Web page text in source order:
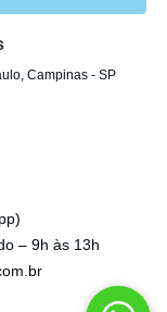
Campinas- SP
– 9h às 13h